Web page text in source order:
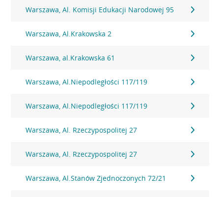
Warszawa, Al. Komisji Edukacji Narodowej 95
Warszawa, Al.Krakowska 2
Warszawa, al.Krakowska 61
Warszawa, Al.Niepodległości 117/119
Warszawa, Al.Niepodległości 117/119
Warszawa, Al. Rzeczypospolitej 27
Warszawa, Al. Rzeczypospolitej 27
Warszawa, Al.Stanów Zjednoczonych 72/21